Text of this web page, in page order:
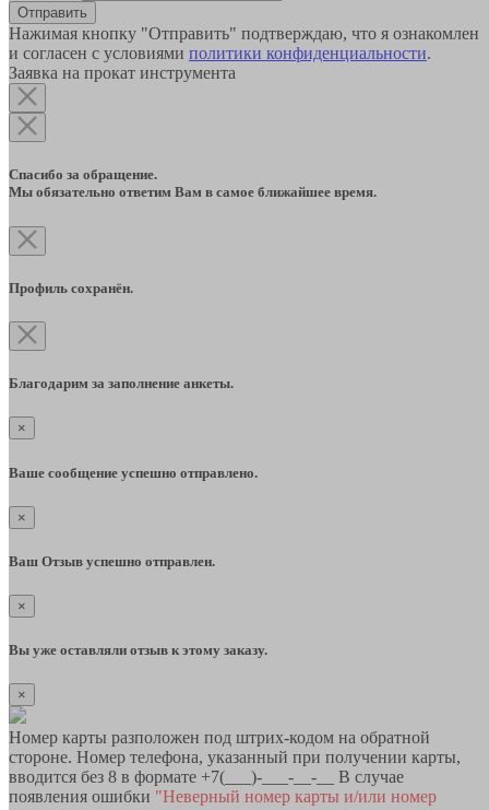
Отправить
Нажимая кнопку "Отправить" подтверждаю, что я ознакомлен
и согласен с условиями политики конфиденциальности.
Заявка на прокат инструмента
Спасибо за обращение.
Мы обязательно ответим Вам в самое ближайшее время.
Профиль сохранён.
Благодарим за заполнение анкеты.
×
Ваше сообщение успешно отправлено.
×
Ваш Отзыв успешно отправлен.
×
Вы уже оставляли отзыв к этому заказу.
×
Номер карты разположен под штрих-кодом на обратной
стороне. Номер телефона, указанный при получении карты,
вводится без 8 в формате +7(___)-___-__-__ В случае
появления ошибки "Неверный номер карты и/или номер